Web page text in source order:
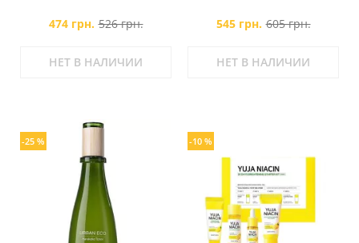
474 грн. 526 грн.
НЕТ В НАЛИЧИИ
545 грн. 605 грн.
НЕТ В НАЛИЧИИ
-25 % -10 %